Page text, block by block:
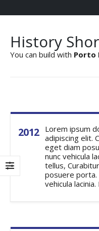
History
You can build with Porto
2012
Lorem ipsum
adipiscing elit.
eget diam
nunc vehicula
tellus,
posuere porta.
vehicula